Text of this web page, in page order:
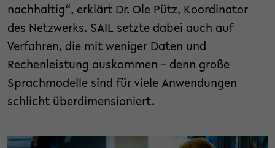
nachhaltig“, erklärt Dr. Ole Pütz, Koordinator
des Netzwerks. SAIL setzte dabei auch auf
Verfahren, die mit weniger Daten und
Rechenleistung auskommen – denn große
Sprachmodelle sind für viele Anwendungen
schlicht überdimensioniert.